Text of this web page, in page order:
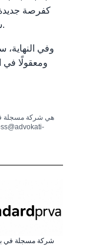
سيحصل المستثمرون المحليون أيضًا على فرصة لتحقيق أرباح مماثلة لتلك التي تقدمها صناديق التحوط عالميًا، ولكن من خلال أداة محلية مفهومة ومتاحة لشريحة أوسع من الناس.
وفي النهاية،
ومعقولًا في
شركة مسجلة في